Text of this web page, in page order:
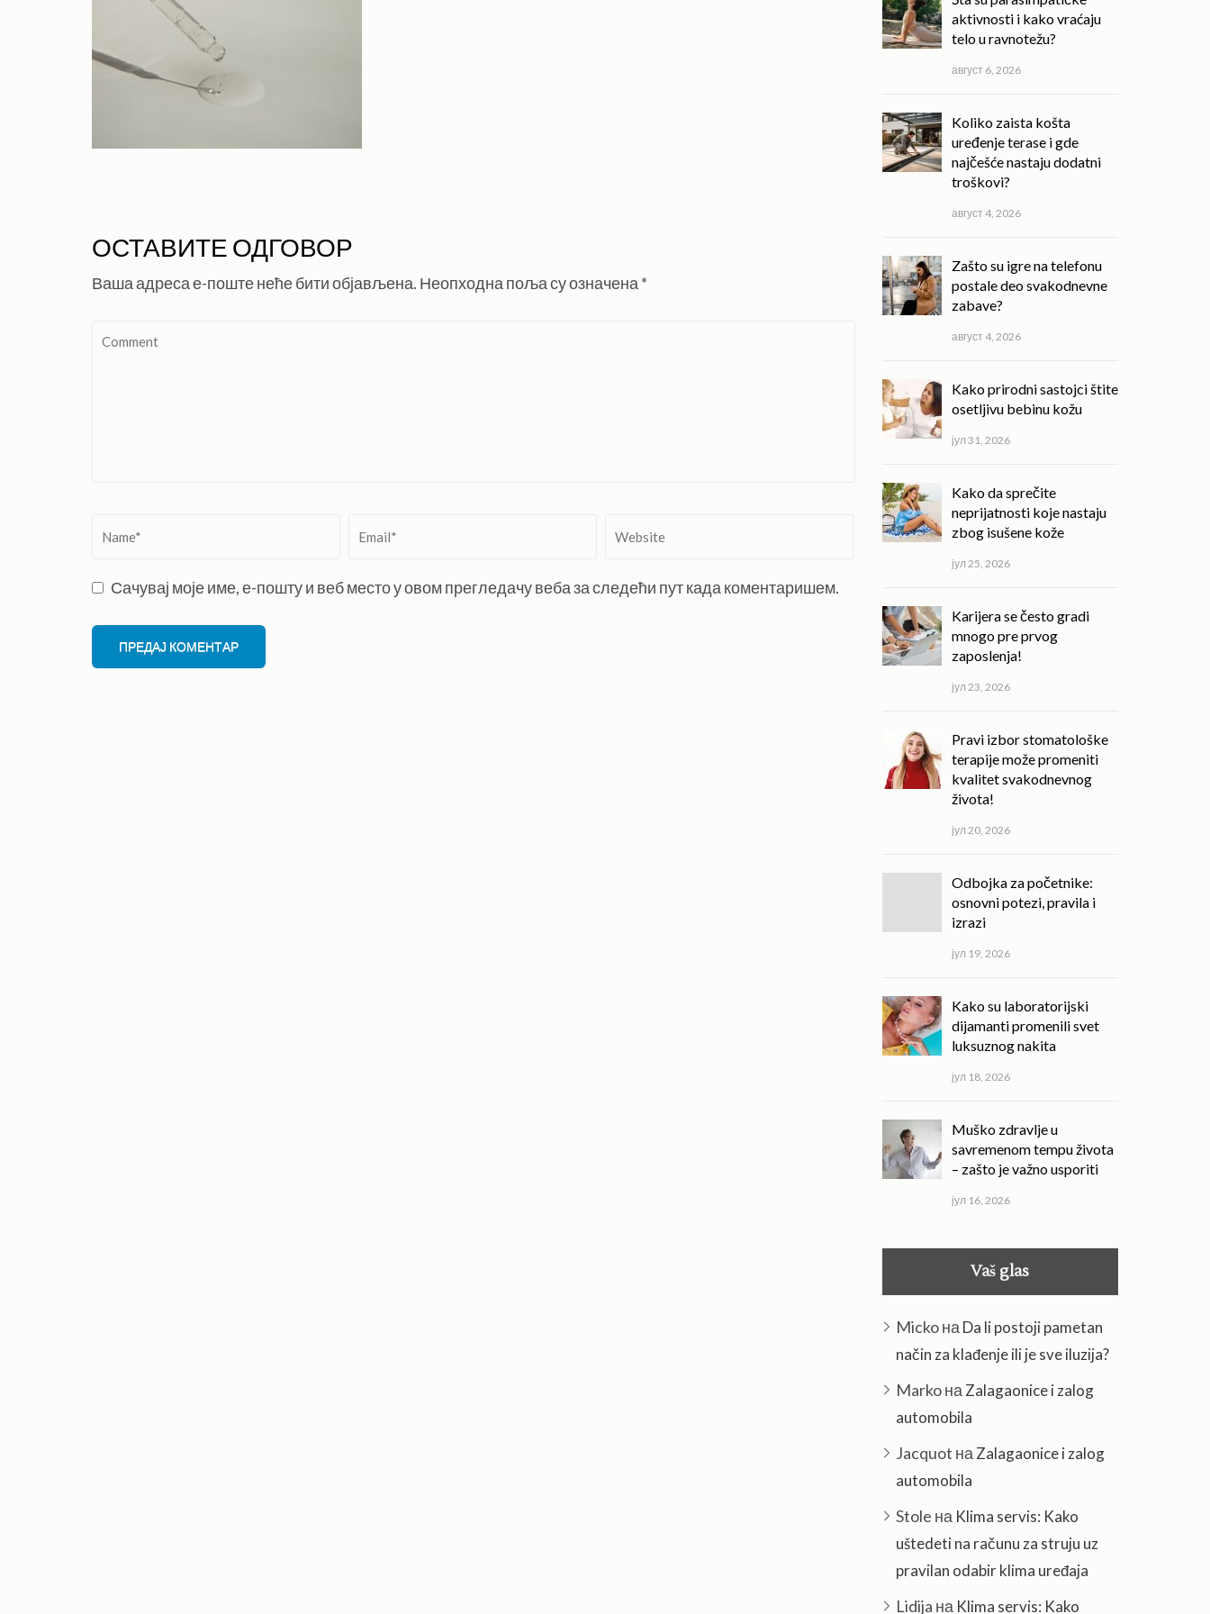
ОСТАВИТЕ ОДГОВОР
Ваша адреса е-поште неће бити објављена. Неопходна поља су означена *
Comment
Сачувај моје име, е-пошту и веб место у овом прегледачу веба за следећи пут када коментаришем.
aktivnosti i kako vraćaju
telo u ravnotežu?
август 6, 2026
Koliko zaista košta
uređenje terase i gde
najčešće nastaju dodatni
troškovi?
август 4, 2026
Zašto su igre na telefonu
postale deo svakodnevne
zabave?
август 4, 2026
Kako prirodni sastojci štite
osetljivu bebinu kožu
јул 31, 2026
Kako da sprečite
neprijatnosti koje nastaju
zbog isušene kože
јул 25, 2026
Karijera se često gradi
mnogo pre prvog
zaposlenja!
јул 23, 2026
Pravi izbor stomatološke
terapije može promeniti
kvalitet svakodnevnog
života!
јул 20, 2026
Odbojka za početnike:
osnovni potezi, pravila i
izrazi
јул 19, 2026
Kako su laboratorijski
dijamanti promenili svet
luksuznog nakita
јул 18, 2026
Muško zdravlje u
savremenom tempu života
– zašto je važno usporiti
јул 16, 2026
Vaš glas
Mickoна Da li postoji pametan
način za klađenje ili je sve iluzija?
Markoна Zalagaonice i zalog
automobila
Jacquot на Zalagaonice i zalog
automobila
Stole на Klima servis: Kako
uštedeti na računu za struju uz
pravilan odabir klima uređaja
Lidija на Klima servis: Kako